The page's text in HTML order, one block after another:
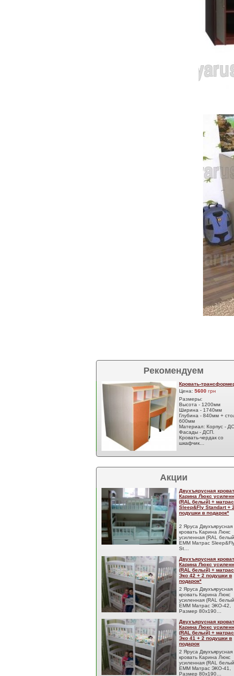
Рекомендуем
Кровать-
Цена: 5600 грн
Размеры:
Высота - 1200мм
Ширина - 1740мм
Глубина - 840мм +
600мм
Материал: Корпус -
Фасады - ДСП.
Кровать-чердак со
шкафчик…
Акции
Двухъярусная
Карина Люкс
(RAL белый) +
Sleep&Fly Standart + 2
подушки в подарок*
2 Яруса Двухъярусная
кровать Карина Люкс
усиленная (RAL
EMM Матрас
St…
Двухъярусная
Карина Люкс
(RAL белый) +
Эко 42 + 2 подушки в
подарок*
2 Яруса Двухъярусная
кровать Карина Люкс
усиленная (RAL
EMM Матрас ЭКО-42,
Размер 80x190…
Двухъярусная
Карина Люкс
(RAL белый) +
Эко 41 + 2 подушки в
подарок
2 Яруса Двухъярусная
кровать Карина Люкс
усиленная (RAL
EMM Матрас ЭКО-41,
Размер 80x190…